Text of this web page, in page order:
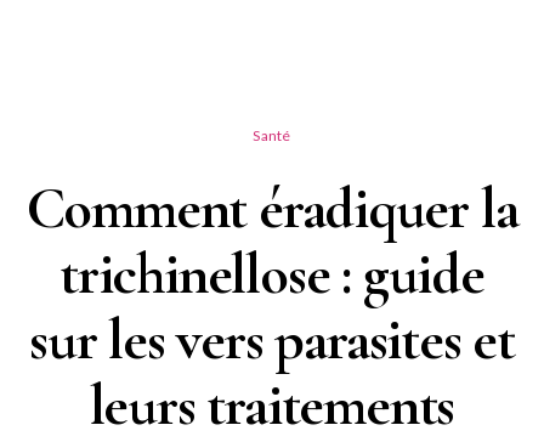
Santé
Comment éradiquer la
trichinellose : guide
sur les vers parasites et
leurs traitements